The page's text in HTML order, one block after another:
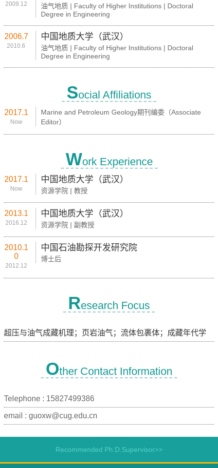
2009.12
油气地质 | Faculty of Higher Institutions | Doctoral
Degree in Engineering
2006.7
2010.6
中国地质大学（武汉）
油气地质 | Faculty of Higher Institutions | Doctoral
Degree in Engineering
Social Affiliations
2017.1
Now
Marine and Petroleum Geology期刊编委（Associate
Editor）
Work Experience
2017.1
Now
中国地质大学（武汉）
资源学院 | 教授
2013.1
2016.12
中国地质大学（武汉）
资源学院 | 副教授
2010.1
0
2012.12
中国石油勘探开发研究院
博士后
Research Focus
超压与油气成藏机理；页岩油气；流体包裹体；成藏年代学
Other Contact Information
Telephone : 15827499386
email : guoxw@cug.edu.cn
Recommended Ph.D.Supervisor>>